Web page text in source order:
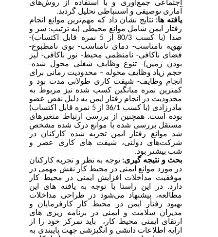
اجتماعی جمع‌آوری و با استفاده از روش‌های
آماری توصیفی و استنباطی تحلیل گردید.
یافته ها:نتایج نشان داد که مهم‌ترین موانع انجام
رفتار ایمن شامل موانع محیطی (به ترتیب: سر و
صدا (با کسب 80/3 از 5 نمره قابل اکتساب)-
تهویه نامناسب- دمای نامناسب- بوی نامطبوع-
فضای ناکافی- نامنظمی محیط- نور ناکافی- لیز
بودن زمین)- تنوع وظایف شغلی محول شده-
حجم زیاد وظایف محوله– محدودیت زمانی برای
انجام وظایف- شیفت کاری طولانی مدت بود و
کمترین نمره میانگین کسب شده نیز مربوط به
محدودیت در انجام رفتار ایمن به دلیل نقص عضو
مادرزادی (با کسب 36/1 از 5 نمره قابل اکتساب)
بوده است. همچنین از بررسی ارتباط متغیرهای
مستقل بررسی شده با موانع درک شده مشخص
شد موانع رفتار ایمن تجربه شده کارکنان در
شرکت‌های دولتی، شیفت های کاری عصر و
شب بیشتر بود.
بحث و نتیجه گیری:توجه به نظر و تجربه کارکنان
در مورد موانع ایمنی در محیط کار نقش مهمی در
موفقیت مداخلات افزایش ایمنی در محیط کار
دارد. در این راستا با توجه به یافته های این
مطالعه، پیشنهاد می‌شود در طراحی مداخلات
بهبود رفتار ایمن در محیط کار کارفرمایان و
مدیران سلامت و ایمنی در برنامه ریزی های
ارتقای ایمنی محیط کار، باید تمرکز خود را از
ارایه اطلاعات دانشی و انگیزشی جهت پایبندی به